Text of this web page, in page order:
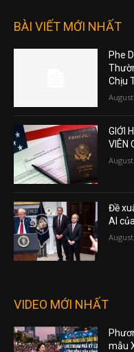
BÀI VIẾT MỚI NHẤT
Phe
Chịu
GIỚI
VIÊN
Đề
AI
VIDEO MỚI NHẤT
mẫu